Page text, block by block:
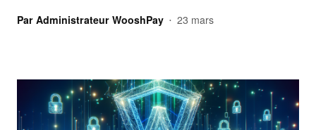
Par Administrateur WooshPay • 23 mars